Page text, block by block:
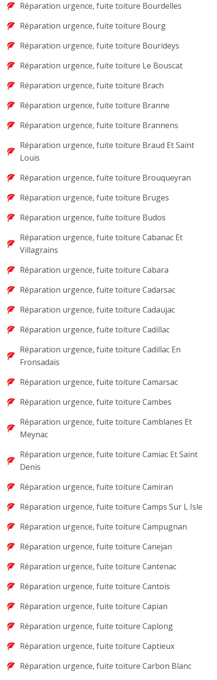
Réparation urgence, fuite toiture Bourdelles
Réparation urgence, fuite toiture Bourg
Réparation urgence, fuite toiture Bourideys
Réparation urgence, fuite toiture Le Bouscat
Réparation urgence, fuite toiture Brach
Réparation urgence, fuite toiture Branne
Réparation urgence, fuite toiture Brannens
Réparation urgence, fuite toiture Braud Et Saint
Louis
Réparation urgence, fuite toiture Brouqueyran
Réparation urgence, fuite toiture Bruges
Réparation urgence, fuite toiture Budos
Réparation urgence, fuite toiture Cabanac Et
Villagrains
Réparation urgence, fuite toiture Cabara
Réparation urgence, fuite toiture Cadarsac
Réparation urgence, fuite toiture Cadaujac
Réparation urgence, fuite toiture Cadillac
Réparation urgence, fuite toiture Cadillac En
Fronsadais
Réparation urgence, fuite toiture Camarsac
Réparation urgence, fuite toiture Cambes
Réparation urgence, fuite toiture Camblanes Et
Meynac
Réparation urgence, fuite toiture Camiac Et Saint
Denis
Réparation urgence, fuite toiture Camiran
Réparation urgence, fuite toiture Camps Sur L Isle
Réparation urgence, fuite toiture Campugnan
Réparation urgence, fuite toiture Canejan
Réparation urgence, fuite toiture Cantenac
Réparation urgence, fuite toiture Cantois
Réparation urgence, fuite toiture Capian
Réparation urgence, fuite toiture Caplong
Réparation urgence, fuite toiture Captieux
Réparation urgence, fuite toiture Carbon Blanc